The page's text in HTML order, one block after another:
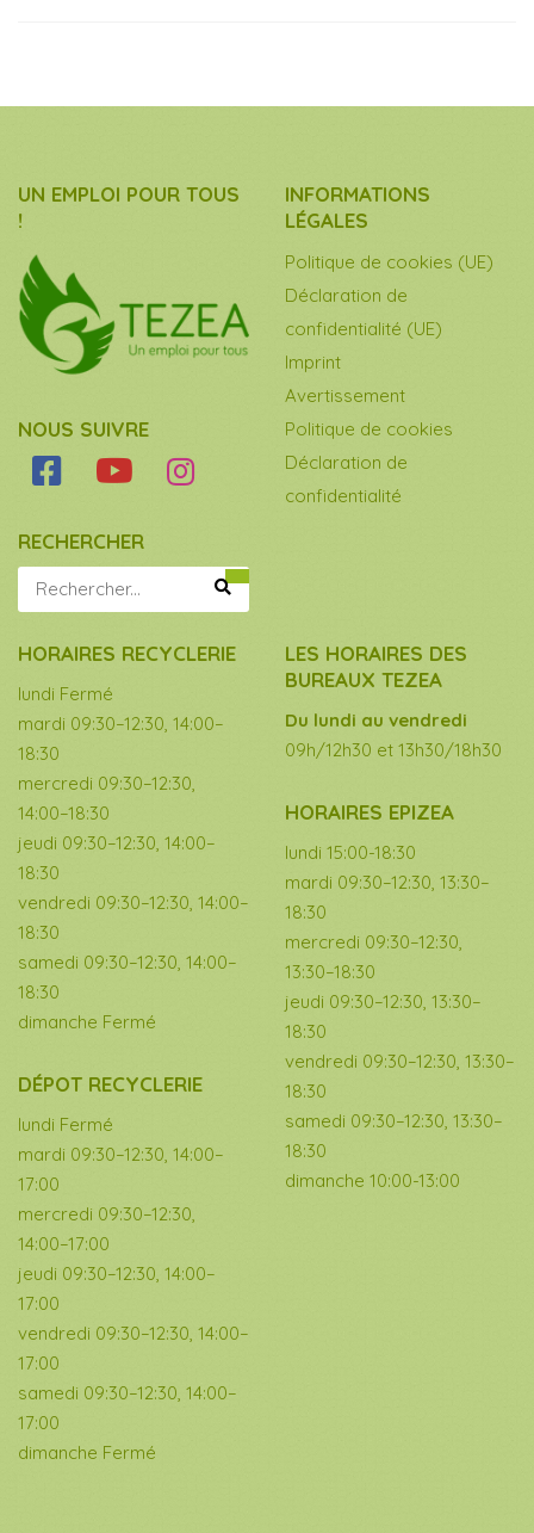
UN EMPLOI POUR TOUS
!
NOUS SUIVRE
RECHERCHER
INFORMATIONS
LÉGALES
Politique de cookies (UE)
Déclaration de
confidentialité (UE)
Imprint
Avertissement
Politique de cookies
Déclaration de
confidentialité
HORAIRES RECYCLERIE
lundi Fermé
mardi 09:30–12:30, 14:00–
18:30
mercredi 09:30–12:30,
14:00–18:30
jeudi 09:30–12:30, 14:00–
18:30
vendredi 09:30–12:30, 14:00–
18:30
samedi 09:30–12:30, 14:00–
18:30
dimanche Fermé
DÉPOT RECYCLERIE
lundi Fermé
mardi 09:30–12:30, 14:00–
17:00
mercredi 09:30–12:30,
14:00–17:00
jeudi 09:30–12:30, 14:00–
17:00
vendredi 09:30–12:30, 14:00–
17:00
samedi 09:30–12:30, 14:00–
17:00
dimanche Fermé
LES HORAIRES DES
BUREAUX TEZEA
Du lundi au vendredi
09h/12h30 et 13h30/18h30
HORAIRES EPIZEA
lundi 15:00-18:30
mardi 09:30–12:30, 13:30–
18:30
mercredi 09:30–12:30,
13:30–18:30
jeudi 09:30–12:30, 13:30–
18:30
vendredi 09:30–12:30, 13:30–
18:30
samedi 09:30–12:30, 13:30–
18:30
dimanche 10:00-13:00